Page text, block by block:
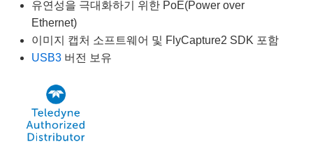
Sputtering) Coated Optics
Elements (DOE)
Stage Micrometers
Mechanics
and Couplers
Microscopes
Development Systems
Optical Company
Components
유연성을 극대화하기 위한 PoE(Power over
Ethernet)
이미지 캡처 소프트웨어 및 FlyCapture2 SDK 포함
USB3 버전 보유